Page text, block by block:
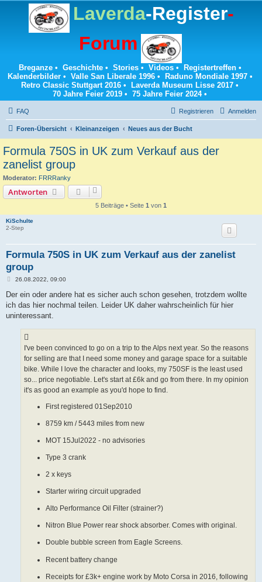
Laverda-Register-
Forum
Breganze• Geschichte• Stories• Videos• Registertreffen•
Kalenderbilder• Valle San Liberale 1996• Raduno Mondiale 1997•
Retro Classic Stuttgart 2016 • Laverda Museum Lisse 2017 •
70 Jahre Feier 2019 • 75 Jahre Feier 2024•
FAQ Anmelden
Registrieren
Foren-Übersicht Kleinanzeigen Neues aus der Bucht
Formula 750S in UK zum Verkauf aus der
zanelist group
Moderator: FRRRanky
Antworten
5 Beiträge • Seite 1 von 1
KiSchulte
2-Step
Formula 750S in UK zum Verkauf aus der zanelist
group
B
i
r
a
26.08.2022, 09:00
Der ein oder andere hat es sicher auch schon gesehen, trotzdem wollte
ich das hier nochmal teilen. Leider UK daher wahrscheinlich für hier
uninteressant.
I've been convinced to go on a trip to the Alps next year. So the reasons
for selling are that I need some money and garage space for a suitable
bike. While I love the character and looks, my 750SF is the least used
so... price negotiable. Let's start at £6k and go from there. In my opinion
it's as good an example as you'd hope to find.
First registered 01Sep2010
8759 km / 5443 miles from new
MOT 15Jul2022 - no advisories
Type 3 crank
2 x keys
Starter wiring circuit upgraded
Alto Performance Oil Filter (strainer?)
Nitron Blue Power rear shock absorber. Comes with original.
Double bubble screen from Eagle Screens.
Recent battery change
Receipts for £3k+ engine work by Moto Corsa in 2016, following